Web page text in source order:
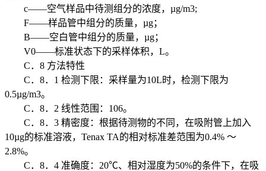
c——空气样品中待测组分的浓度，µg/m3;
F——样品管中组分的质量，µg；
B——空白管中组分的质量，µg；
V0——标准状态下的采样体积，L。
C．8 方法特性
C．8．1 检测下限：采样量为10L时，检测下限为
0.5µg/m3。
C．8．2 线性范围：106。
C．8．3 精密度：根据待测物的不同，在吸附管上加入
10µg的标准溶液，Tenax TA的相对标准差范围为0.4% ～
2.8%。
C．8．4 准确度：20℃、相对湿度为50%的条件下，在吸